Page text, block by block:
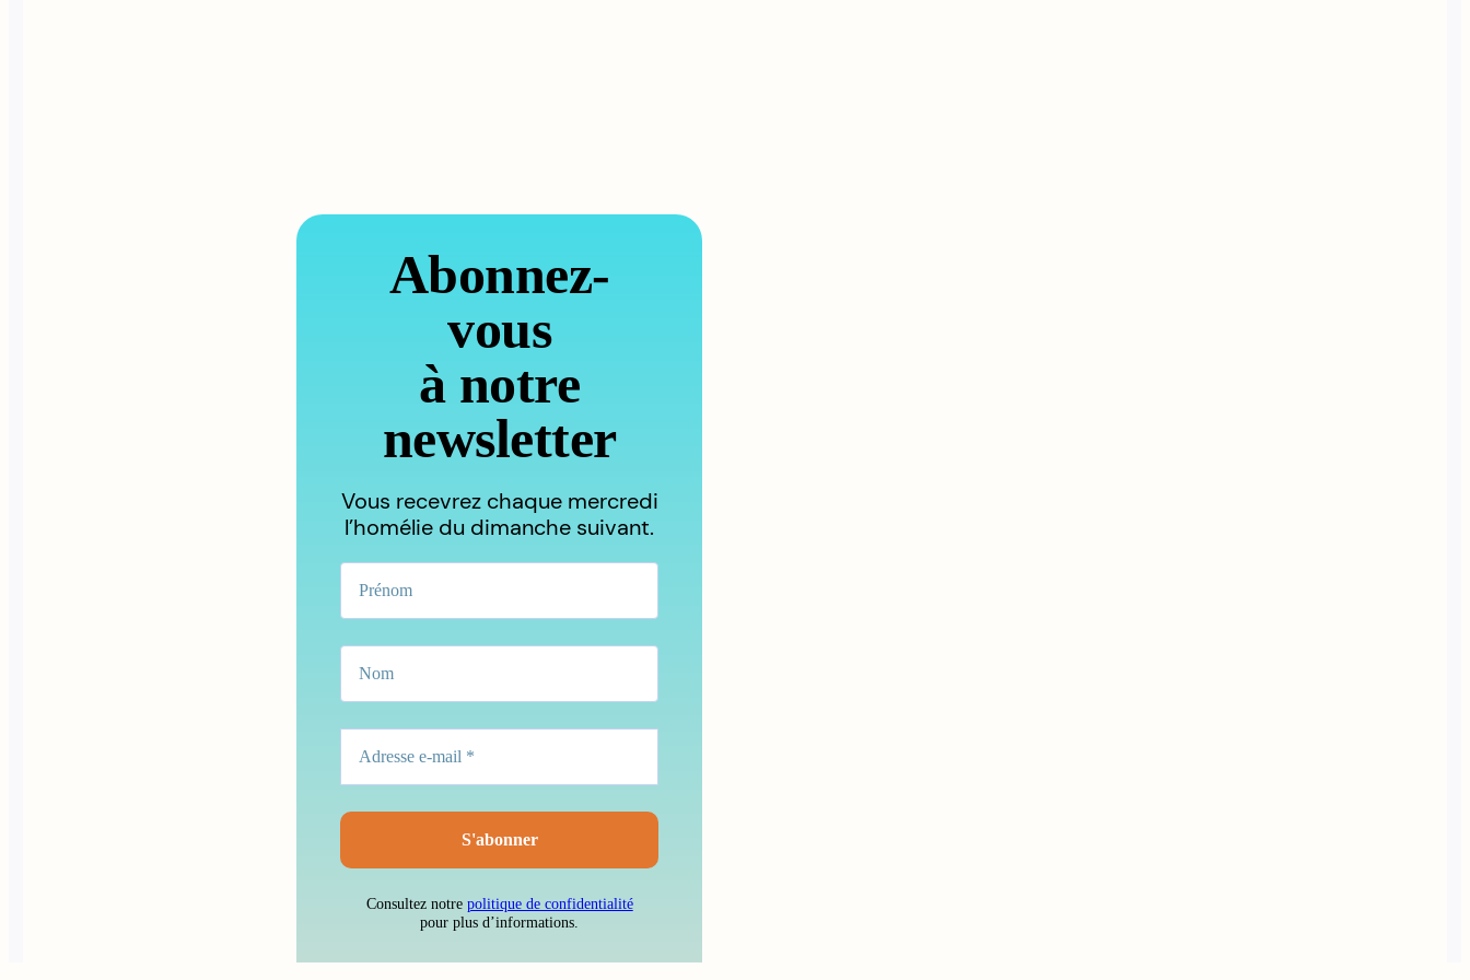
Abonnez-
vous
à notre
newsletter
Vous recevrez chaque mercredi
l’homélie du dimanche suivant.
Consultez notre politique de confidentialité
pour plus d’informations.